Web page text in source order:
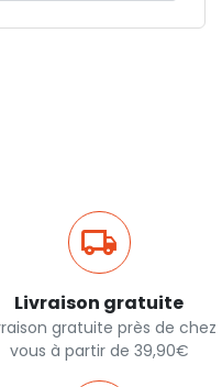
Livraison gratuite
gratuite près de chez
vous à partir de 39,90€